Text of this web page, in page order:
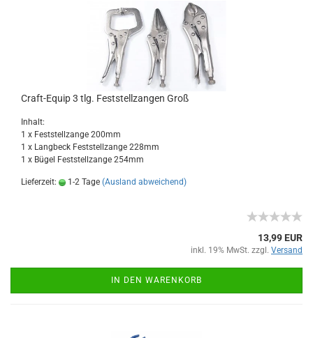
Craft-Equip 3 tlg. Feststellzangen Groß
Inhalt:
1 x Feststellzange 200mm
1 x Langbeck Feststellzange 228mm
1 x Bügel Feststellzange 254mm
Lieferzeit: 1-2 Tage (Ausland abweichend)
13,99 EUR
inkl. 19% MwSt. zzgl. Versand
IN DEN WARENKORB